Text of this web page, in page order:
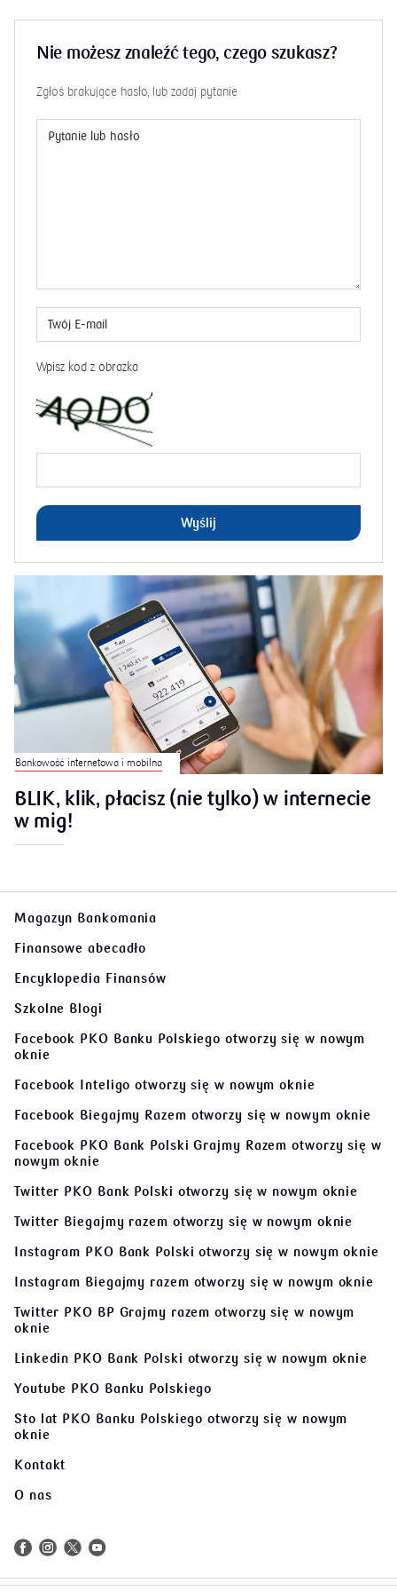
1 EUR albo 1 GBP. Używanie iPKO dealer daje
walut, natychmiastowej realizacji zleceń, a ponadto
z dostępnych informacji dotyczących kursów
Nie możesz znaleźć tego, czego szukasz?
Zgłoś brakujące hasło, lub zadaj pytanie
Wpisz kod z obrazka
Wyślij
Bankowość internetowa i mobilna
BLIK, klik, płacisz (nie tylko) w internecie
w mig!
Magazyn Bankomania
Finansowe abecadło
Encyklopedia Finansów
Szkolne Blogi
Facebook PKO Banku Polskiego otworzy się w nowym
oknie
Facebook Inteligo otworzy się w nowym oknie
Facebook Biegajmy Razem otworzy się w nowym oknie
Facebook PKO Bank Polski Grajmy Razemotworzy się w
nowym oknie
Twitter PKO Bank Polski otworzy się w nowym oknie
Twitter Biegajmy razem otworzy się w nowym oknie
Instagram PKO Bank Polski otworzy się w nowym oknie
Instagram Biegajmy razem otworzy się w nowym oknie
Twitter PKO BP Grajmy razem otworzy się w nowym
oknie
Linkedin PKO Bank Polski otworzy się w nowym oknie
Youtube PKO Banku Polskiego
Sto lat PKO Banku Polskiego otworzy się w nowym
oknie
Kontakt
O nas